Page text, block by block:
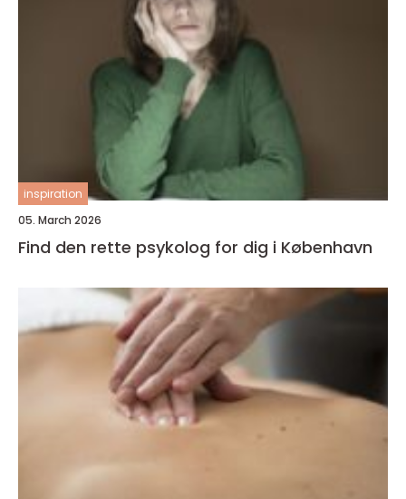
inspiration
05. March 2026
Find den rette psykolog for dig i København